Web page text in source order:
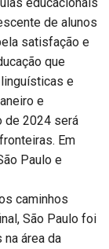
de alunos
satisfação e
que
e
e
de 2024 será
Em
Paulo e
caminhos
São Paulo foi
área da